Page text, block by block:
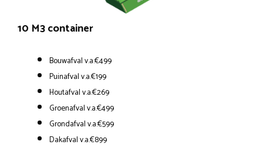
10 M3 container
Bouwafval v.a.€499
Puinafval v.a.€199
Houtafval v.a.€269
Groenafval v.a.€499
Grondafval v.a.€599
Dakafval v.a.€899